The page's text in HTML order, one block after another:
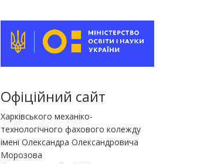
Офіційний сайт
Харківського механіко-
технологічного фахового колежду
імені Олександра Олександровича
Морозова